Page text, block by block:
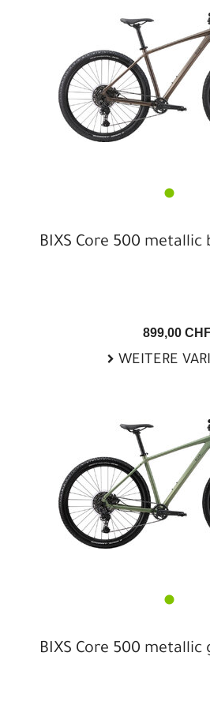
BIXS Core 500 metallic
899,00
WEITERE
BIXS Core 500 metallic